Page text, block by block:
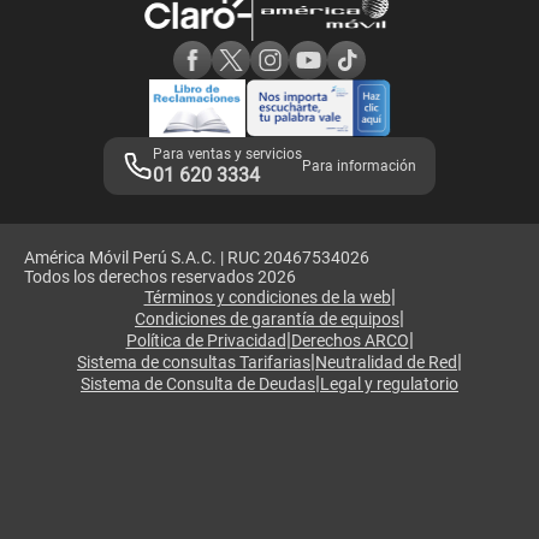
Adquirientes iPhone 6, 6S y SE
Mensaje de Seguridad
Términos y Condiciones de Tienda Claro
Libro de Reclamaciones
Legales de marketplace
Para ventas y servicios
01 620 3334 Para información
América Móvil Perú S.A.C. | RUC 20467534026
Todos los derechos reservados 2026
Términos y condiciones de la web|
Condiciones de garantía de equipos|
Política de Privacidad|Derechos ARCO|
Sistema de consultas Tarifarias|Neutralidad de Red|
Sistema de Consulta de Deudas|Legal y regulatorio